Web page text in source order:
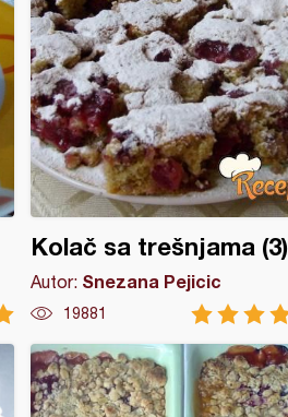
Kolač sa trešnjama (3)
Autor: Snezana Pejicic
19881